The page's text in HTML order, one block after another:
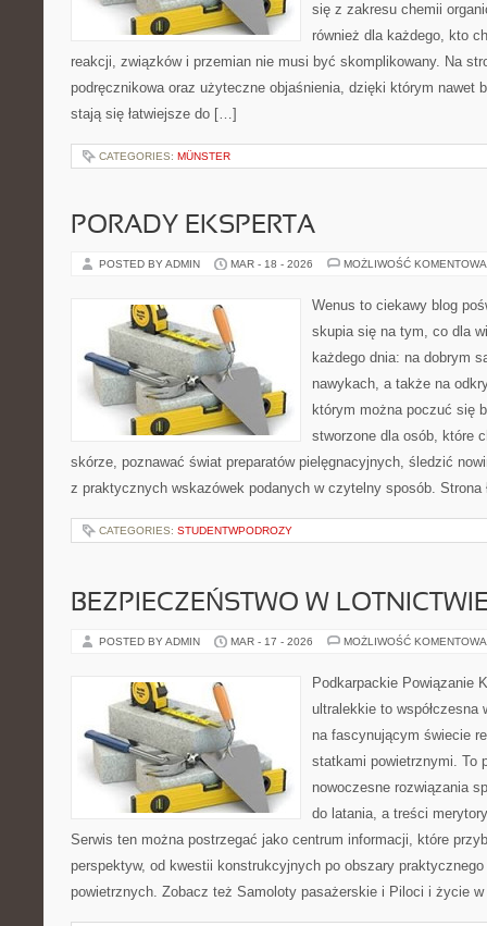
się z zakresu chemii
również dla każdego, kto
reakcji, związków i przemian nie musi być skomplikowany. Na
podręcznikowa oraz użyteczne objaśnienia, dzięki którym nawet
stają się łatwiejsze do […]
CATEGORIES: MÜNSTER
PORADY EKSPERTA
POSTED BY ADMIN MAR - 18 - 2026 MOŻLIWOŚĆ
Wenus to ciekawy blog
skupia się na tym, co dla
każdego dnia: na dobrym
nawykach, a także na
którym można poczuć się
stworzone dla osób, które
skórze, poznawać świat preparatów pielęgnacyjnych, śledzić
z praktycznych wskazówek podanych w czytelny sposób.
CATEGORIES: STUDENTWPODROZY
BEZPIECZEŃSTWO W
POSTED BY ADMIN MAR - 17 - 2026 MOŻLIWOŚĆ
Podkarpackie Powiązanie
ultralekkie to
na fascynującym świecie
statkami powietrznymi. To
nowoczesne rozwiązania
do latania, a treści
Serwis ten można postrzegać jako centrum informacji, które
perspektyw, od kwestii konstrukcyjnych po obszary
powietrznych. Zobacz też Samoloty pasażerskie i Piloci i życie